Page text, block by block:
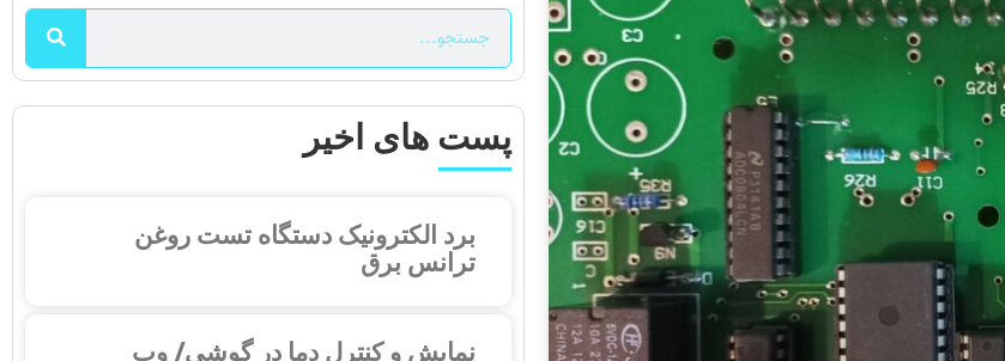
پست های اخیر
برد الکترونیک دستگاه تست روغن
ترانس برق
نمایش و کنترل دما در گوشی/ وب